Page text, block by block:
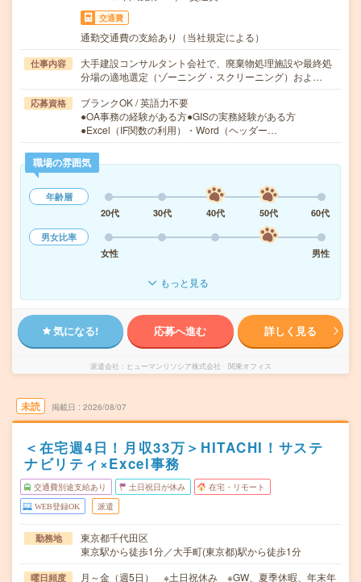
交通費
通勤交通費の支給あり（当社規定による）
仕事内容
大手建設コンサルタント会社で、廃棄物処理施設や最終処
分場の適地選定（ゾーニング・スクリーニング）およ…
応募資格
ブランクOK / 英語力不要
●OA事務の経験がある方●GISの実務経験がある方
●Excel（IF関数の利用）・Word（ヘッダー…
職場の雰囲気
年齢層
20代
30代 40代 50代
60代
男女比率
女性
男性
もっと見る
気になる! 応募へ進む 詳しく見る
派遣会社 ヒューマンリソシア株式会社 関東オフィス
未読 掲載日 2026/08/07
＜在宅週4日！月収33万＞HITACHI！サステ
ナビリティ×Excel事務
交通費別途支給あり 土日祝日が休み 在宅・リモート
WEB登録OK 派遣
勤務地
東京都千代田区
東京駅から徒歩1分／大手町(東京都)駅から徒歩1分
曜日頻度
月～金（週5日） ※土日祝休み ※GW、夏季休暇、年末年